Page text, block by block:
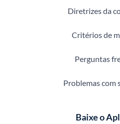
Diretrizes da
Critérios de
Perguntas
Problemas com
Baixe o